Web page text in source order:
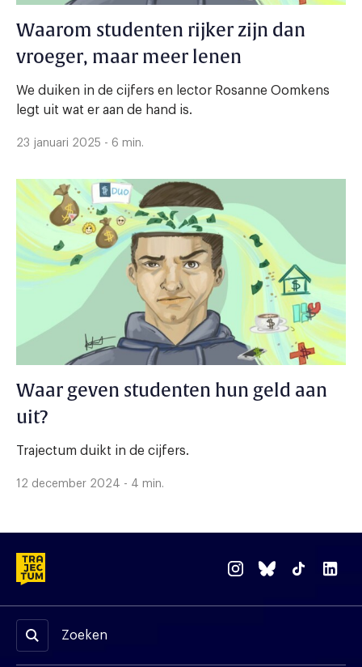
Waarom studenten rijker zijn dan
vroeger, maar meer lenen
We duiken in de cijfers en lector Rosanne Oomkens
legt uit wat er aan de hand is.
23 januari 2025 - 6 min.
Waar geven studenten hun geld aan
uit?
Trajectum duikt in de cijfers.
12 december 2024 - 4 min.
Zoeken